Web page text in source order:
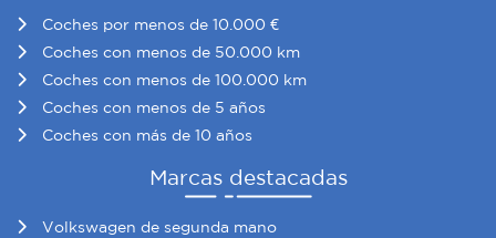
Coches por menos de 10.000 €
Coches con menos de 50.000 km
Coches con menos de 100.000 km
Coches con menos de 5 años
Coches con más de 10 años
Marcas destacadas
Volkswagen de segunda mano